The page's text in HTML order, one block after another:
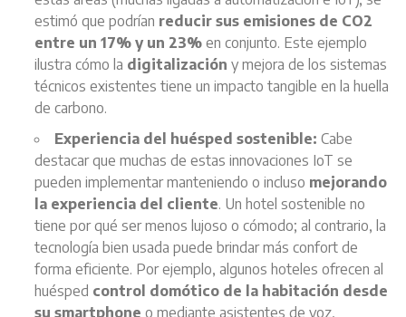
estimó que podrían reducir sus emisiones de CO2
entre un 17% y un 23%en conjunto. Este ejemplo
ilustra cómo la digitalización y mejora de los sistemas
técnicos existentes tiene un impacto tangible en la huella
de carbono.
Experiencia del huésped sostenible: Cabe
destacar que muchas de estas innovaciones IoT se
pueden implementar manteniendo o incluso mejorando
la experiencia del cliente. Un hotel sostenible no
tiene por qué ser menos lujoso o cómodo; al contrario, la
tecnología bien usada puede brindar más confort de
forma eficiente. Por ejemplo, algunos hoteles ofrecen al
huésped control domótico de la habitación desde
su smartphone o mediante asistentes de voz,